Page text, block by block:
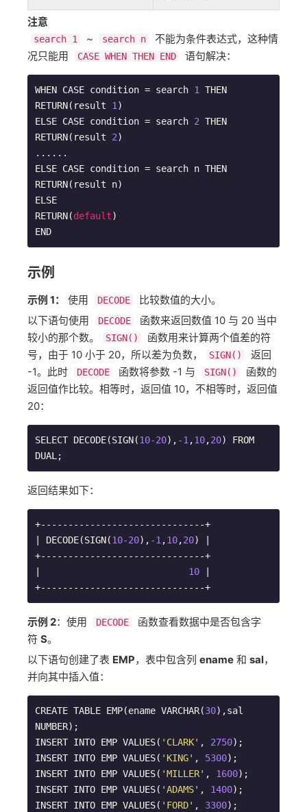
注意
search 1 ~ search n
不能为条件表达式，这种情
况只能用
CASE WHEN THEN END 语句解决：
WHEN CASE condition = search 1
THEN
RETURN(result 1 )
ELSE CASE condition = search 2 THEN
RETURN(result 2)
......
ELSE CASE condition = search n THEN
RETURN(result n)
ELSE
RETURN(default)
END
示例
示例 1： 使用 DECODE
比较数值的大小。
以下语句使用
DECODE
函数来返回数值 10 与 20 当中
较小的那个数。
SIGN()
函数用来计算两个值差的符
号，由于 10 小于 20，所以差为负数，
SIGN()
返回
-1。此时
DECODE 函数将参数 -1 与 SIGN()
函数的
返回值作比较。相等时，返回值 10，不相等时，返回值
20：
SELECT DECODE(SIGN(10-20), -1 ,10,20) FROM
DUAL;
返回结果如下：
+------------------------------+
| DECODE(SIGN(10-20), -1 ,10,20) |
+------------------------------+
10
+------------------------------+
示例 2：使用 DECODE
函数查看数据中是否包含字
符 S。
以下语句创建了表 EMP，表中包含列 ename 和 sal，
并向其中插入值：
CREATE TABLE EMP(ename VARCHAR(30),sal
NUMBER);
INSERT INTO EMP VALUES( 'CLARK' , 2750);
INSERT INTO EMP VALUES( 'KING' , 5300);
INSERT INTO EMP VALUES( 'MILLER' , 1600);
INSERT INTO EMP VALUES( 'ADAMS' , 1400);
INSERT INTO EMP VALUES( 'FORD' , 3300);